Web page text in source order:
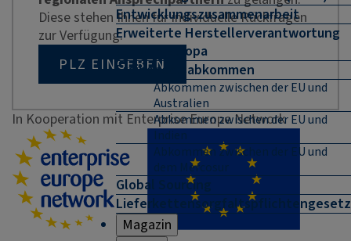
Entwicklungszusammenarbeit
Erweiterte Herstellerverantwortung
(EPR) in Europa
Freihandelsabkommen
Abkommen zwischen der EU und
Australien
Abkommen zwischen der EU und
Indien
Abkommen zwischen der EU und
dem Mercosur
Global Sourcing
Lieferkettensorgfaltspflichtengesetz
Magazin
Diese stehen Ihnen für individuelle Rückfragen
zur Verfügung.
PLZ EINGEBEN
In Kooperation mit Enterprise Europe Network